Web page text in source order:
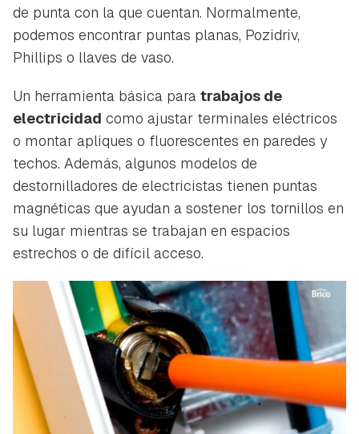
Guardar como favorito
Para poder guardar como favorito, primero has de
iniciar sesión con tu cuenta de Hogarmanía.
INICIAR SESIÓN CANCELAR
de punta con la que cuentan. Normalmente,
podemos encontrar puntas planas, Pozidriv,
Phillips o llaves de vaso.
Un herramienta básica para trabajos de
electricidad como ajustar terminales eléctricos
o montar apliques o fluorescentes en paredes y
techos. Además, algunos modelos de
destornilladores de electricistas tienen puntas
magnéticas que ayudan a sostener los tornillos en
su lugar mientras se trabajan en espacios
estrechos o de difícil acceso.
Contenido enviado
Gracias por suscribirte a nuestro boletín.
ACEPTAR